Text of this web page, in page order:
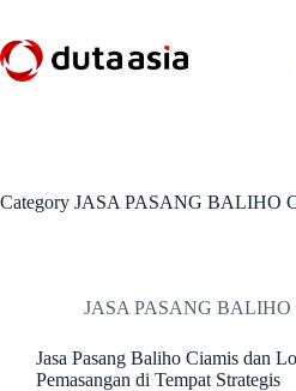
content
Category JASA PASANG BALIHO
JASA PASANG BALIHO
Jasa Pasang Baliho Ciamis dan
Pemasangan di Tempat Strategis